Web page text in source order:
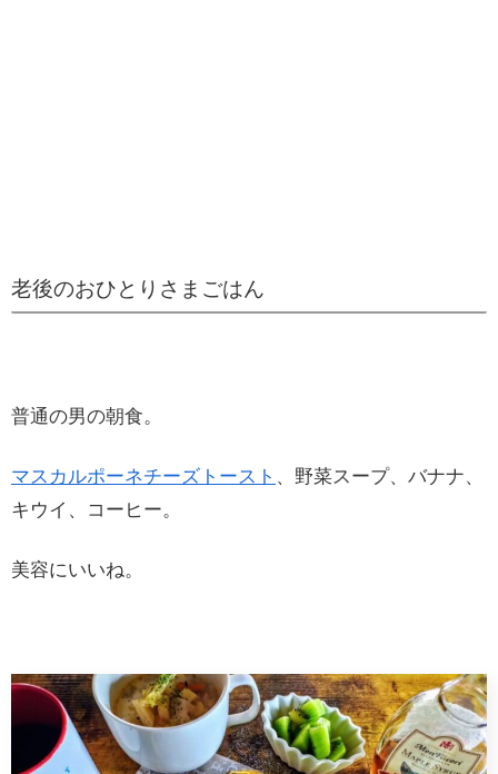
老後のおひとりさまごはん
普通の男の朝食。
マスカルポーネチーズトースト 、野菜スープ、バナナ、
キウイ、コーヒー。
美容にいいね。